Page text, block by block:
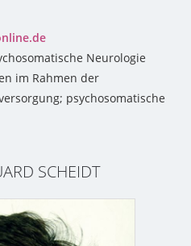
Neurologie
im Rahmen der
psychosomatische
SCHEIDT